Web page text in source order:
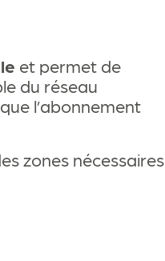
et permet de
du réseau
l’abonnement
zones nécessaires